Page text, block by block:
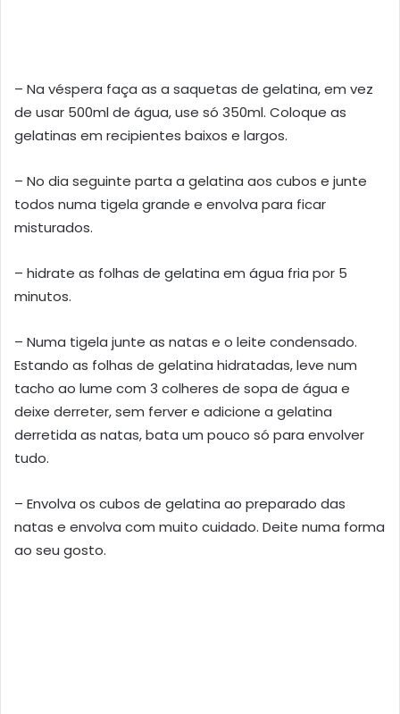
– Na véspera faça as a saquetas de gelatina, em vez
de usar 500ml de água, use só 350ml. Coloque as
gelatinas em recipientes baixos e largos.
– No dia seguinte parta a gelatina aos cubos e junte
todos numa tigela grande e envolva para ficar
misturados.
– hidrate as folhas de gelatina em água fria por 5
minutos.
– Numa tigela junte as natas e o leite condensado.
Estando as folhas de gelatina hidratadas, leve num
tacho ao lume com 3 colheres de sopa de água e
deixe derreter, sem ferver e adicione a gelatina
derretida as natas, bata um pouco só para envolver
tudo.
– Envolva os cubos de gelatina ao preparado das
natas e envolva com muito cuidado. Deite numa forma
ao seu gosto.